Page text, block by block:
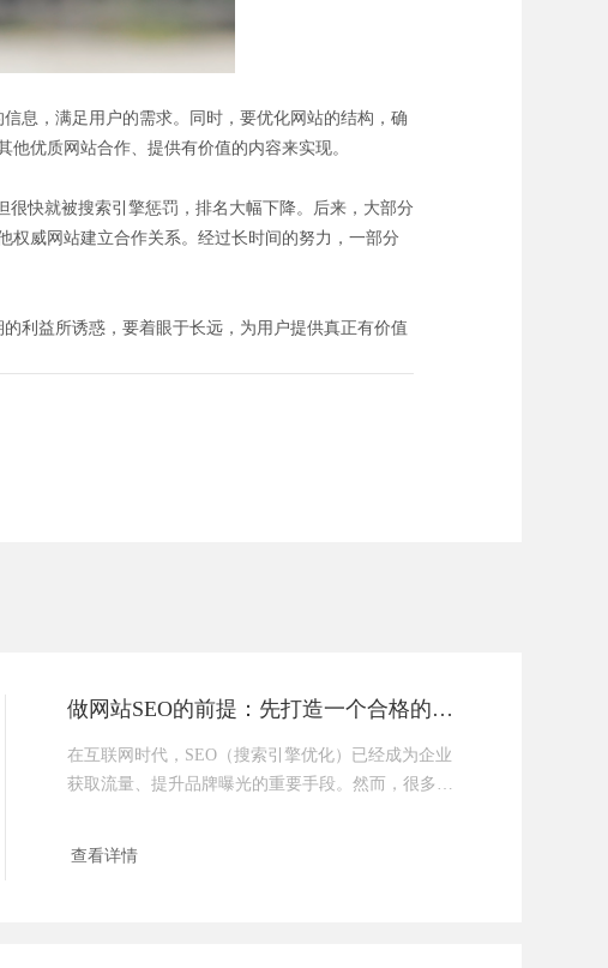
息，满足用户的需求。同时，要优化网站的结构，确
优质网站合作、提供有价值的内容来实现。
快就被搜索引擎惩罚，排名大幅下降。后来，大部分
权威网站建立合作关系。经过长时间的努力，一部分
利益所诱惑，要着眼于长远，为用户提供真正有价值
做网站SEO的前提：先打造一个合格的营销型网站
在互联网时代，SEO（搜索引擎优化）已经成为企业
获取流量、提升品牌曝光的重要手段。然而，很多企
基础，再高超的SEO技巧也如同空中楼阁，难以实现
查看详情